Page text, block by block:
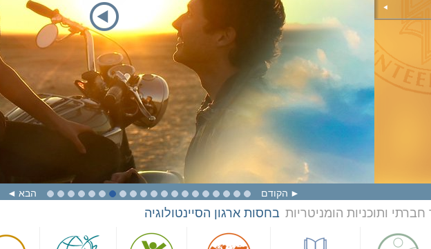
הקודם הבא
חברתי ותוכניות הומניטריות בחסות ארגון הסיינטולוגיה